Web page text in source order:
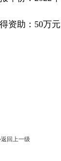
资助：50万元
返回上一级